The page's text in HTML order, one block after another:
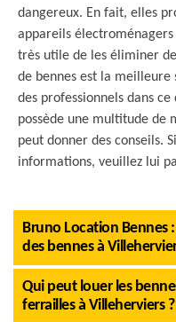
dangereux. En fait, elles
appareils
très utile de les éliminer
de bennes est la
des professionnels dans
possède une multitude de
peut donner des conseils.
informations, veuillez lui
Bruno Location Bennes
des bennes à
Qui peut louer les
ferrailles à Villeherviers ?